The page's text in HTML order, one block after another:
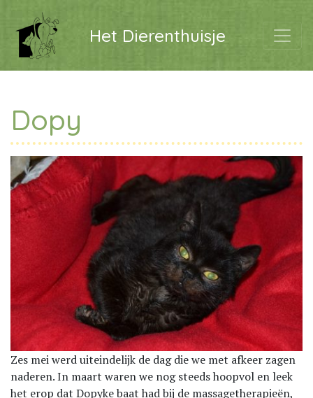
Het Dierenthuisje
Dopy
Zes mei werd uiteindelijk de dag die we met afkeer zagen
naderen. In maart waren we nog steeds hoopvol en leek
het erop dat Dopyke baat had bij de massagetherapieën,